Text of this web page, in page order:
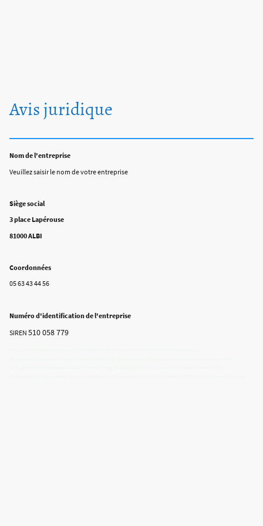
Avis juridique
Nom de l'entreprise
Veuillez saisir le nom de votre entreprise
Siège social
3 place Lapérouse
81000 ALBI
Coordonnées
05 63 43 44 56
Numéro d'identification de l'entreprise
SIREN 510 058 779